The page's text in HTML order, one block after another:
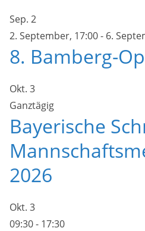
Sep. 2
2. September, 17:00- 6.
8. Bamberg-
Okt. 3
Ganztägig
Bayerische
2026
Okt. 3
09:30- 17:30